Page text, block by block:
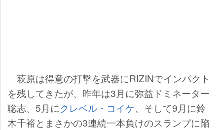
萩原は得意の打撃を武器にRIZINでインパクト
を残してきたが、昨年は3月に弥益ドミネーター
聡志、5月にクレベル・コイケ、そして9月に鈴
木千裕とまさかの3連続一本負けのスランプに陥